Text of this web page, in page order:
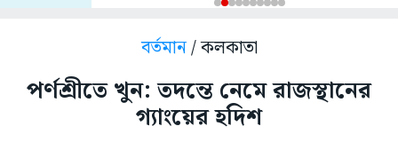
বর্তমান/ কলকাতা
পর্ণশ্রীতে খুন: তদন্তে নেমে রাজস্থানের
গ্যাংয়ের হদিশ